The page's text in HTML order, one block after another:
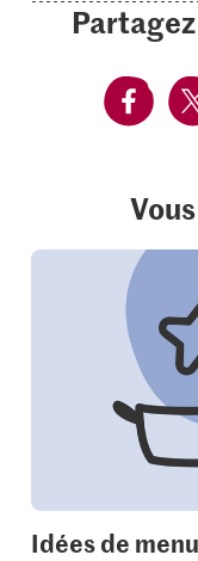
Idées de